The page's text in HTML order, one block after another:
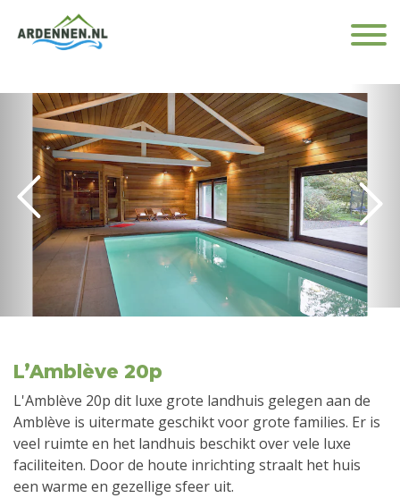
L’Amblève 20p
L'Amblève 20p dit luxe grote landhuis gelegen aan de
Amblève is uitermate geschikt voor grote families. Er is
veel ruimte en het landhuis beschikt over vele luxe
faciliteiten. Door de houte inrichting straalt het huis
een warme en gezellige sfeer uit.